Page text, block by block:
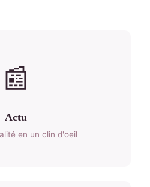
📰
Actu
en un clin d'oeil